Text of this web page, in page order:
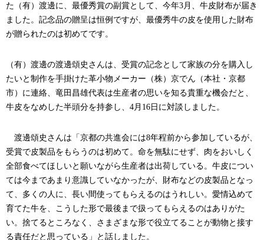
た（有）渡邊に、最優秀賞の副賞として、今年3 月、牛皮財布が届き
ました。記念品の贈呈は恒例ですが、最優秀牛の皮を使用した財布
が贈られたのは初めてです。
（有）渡邊の渡邊頌史さんは、受賞の記念として家族の分を購入し
たいと制作を手掛けた革小物メーカー（株）京でん（本社・京都
市）に連絡、竜田昌雄代表は生産者の思いを知る貴重な機会だと、
牛皮をなめした半頭分を持参し、 4 月 16日に対談しました。
渡邊頌史さんは「京都の共進会には8年程前から参加しているが、
受賞で皮製品をもらうのは初めて。命を無駄にせず、肉をおいしく
全部食べてほしいと願いながら生産者は出荷している。牛皮につい
ては今まであまり意識していなかったが、財布などの皮製品となっ
て、多くの人に、長い間使ってもらえるのはうれしい。愛情込めて
育てた牛を、こうした形で最後まで扱ってもらえるのはありがた
い。捨てるところなく、さまざまな形で役立てることが動物と接す
る責任だと思っている」と話しました。